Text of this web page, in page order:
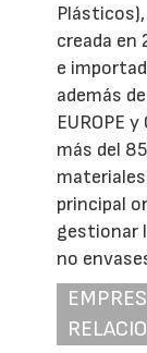
creada en
e
además
EUROPE
más del
principal
gestionar
no